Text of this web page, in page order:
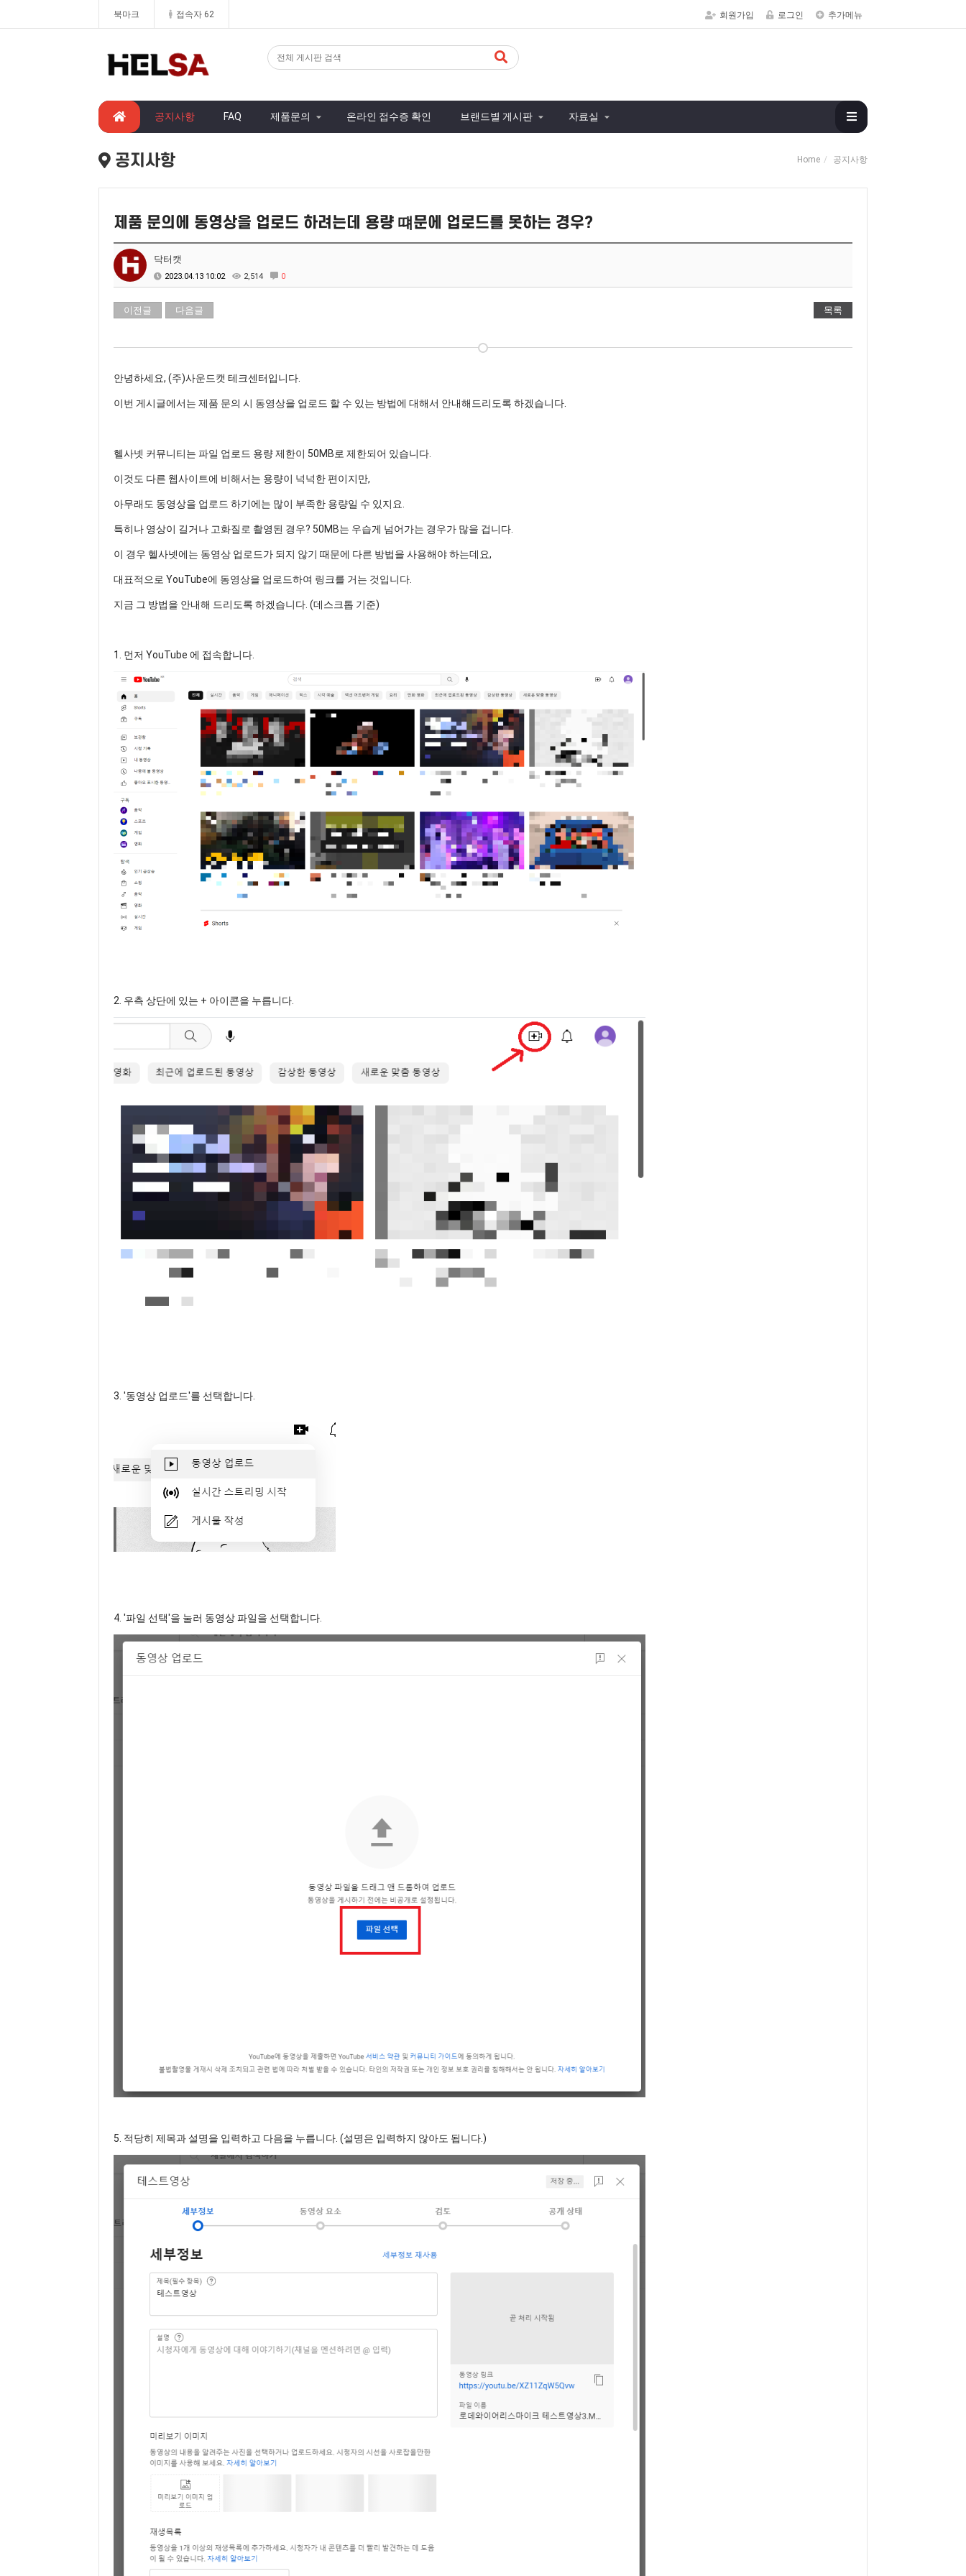
북마크 접속자 62 회원가입 로그인 추가메뉴
공지사항 FAQ 제품문의 온라인 접수증 확인 브랜드별 게시판 자료실
공지사항 Home 공지사항
제품 문의에 동영상을 업로드 하려는데 용량 떄문에 업로드를 못하는 경우?
닥터캣
2023.04.13 10:02 2,514 0
이전글 다음글 목록
안녕하세요, (주)사운드캣 테크센터입니다.
이번 게시글에서는 제품 문의 시 동영상을 업로드 할 수 있는 방법에 대해서 안내해드리도록 하겠습니다.
헬사넷 커뮤니티는 파일 업로드 용량 제한이 50MB로 제한되어 있습니다.
이것도 다른 웹사이트에 비해서는 용량이 넉넉한 편이지만,
아무래도 동영상을 업로드 하기에는 많이 부족한 용량일 수 있지요.
특히나 영상이 길거나 고화질로 촬영된 경우? 50MB는 우습게 넘어가는 경우가 많을 겁니다.
이 경우 헬사넷에는 동영상 업로드가 되지 않기 때문에 다른 방법을 사용해야 하는데요,
대표적으로 YouTube에 동영상을 업로드하여 링크를 거는 것입니다.
지금 그 방법을 안내해 드리도록 하겠습니다. (데스크톱 기준)
1. 먼저 YouTube 에 접속합니다.
2. 우측 상단에 있는 + 아이콘을 누릅니다.
3. '동영상 업로드'를 선택합니다.
4. '파일 선택'을 눌러 동영상 파일을 선택합니다.
5. 적당히 제목과 설명을 입력하고 다음을 누릅니다. (설명은 입력하지 않아도 됩니다.)